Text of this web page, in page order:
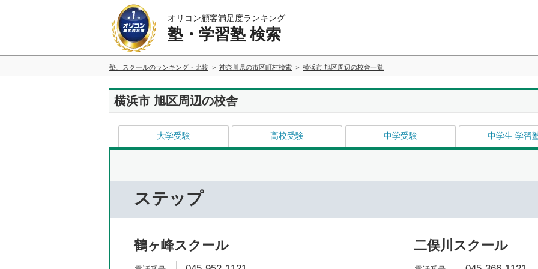
オリコン顧客満足度ランキング
塾・学習塾 検索
塾、スクールのランキング・比較 神奈川県の市区町村検索 横浜市 旭区周辺の校舎一覧
横浜市 旭区周辺の校舎
大学受験 高校受験 中学受験 中学生 学習
ステップ
鶴ヶ峰スクール 二俣川スクール